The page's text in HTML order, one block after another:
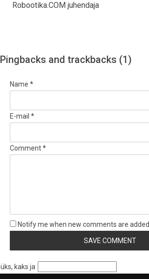
Robootika.COM juhendaja
Pingbacks and trackbacks (1)
Name *
E-mail *
Comment *
Notify me when new comments are added
üks, kaks ja